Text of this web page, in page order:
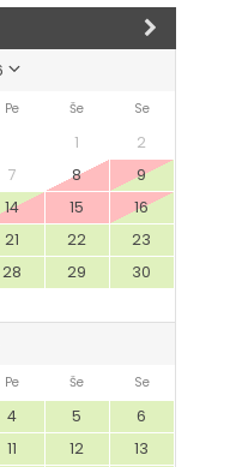
Pe Še Se
1
2
7 8
9
14 15
16
21 22
23
28 29
30
Pe Še Se
4 5
6
11 12
13